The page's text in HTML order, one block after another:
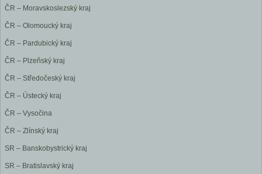
ČR – Moravskoslezský kraj
ČR – Olomoucký kraj
ČR – Pardubický kraj
ČR – Plzeňský kraj
ČR – Středočeský kraj
ČR – Ústecký kraj
ČR – Vysočina
ČR – Zlínský kraj
SR – Banskobystrický kraj
SR – Bratislavský kraj